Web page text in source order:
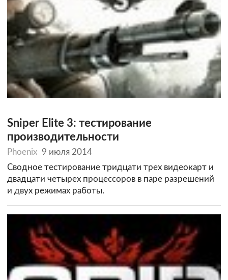
Sniper Elite 3: тестирование
производительности
Phoenix 9 июля 2014
Сводное тестирование тридцати трех видеокарт и
двадцати четырех процессоров в паре разрешений
и двух режимах работы.